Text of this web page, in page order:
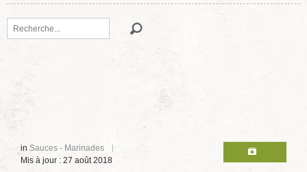
Rechercher
in Sauces - Marinades
Mis à jour : 27 août 2018